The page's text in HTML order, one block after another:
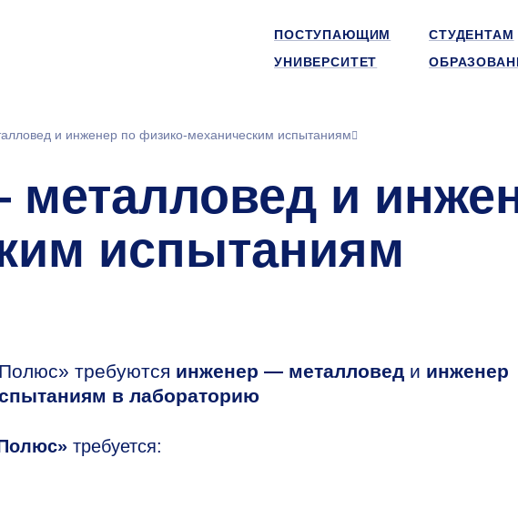
ПОСТУПАЮЩИМ СТУДЕНТАМ
УНИВЕРСИТЕТ
и инженер по физико-механическим испытаниям
и
испытаниям
требуются инженер — металловед и инженер
в лабораторию
требуется: